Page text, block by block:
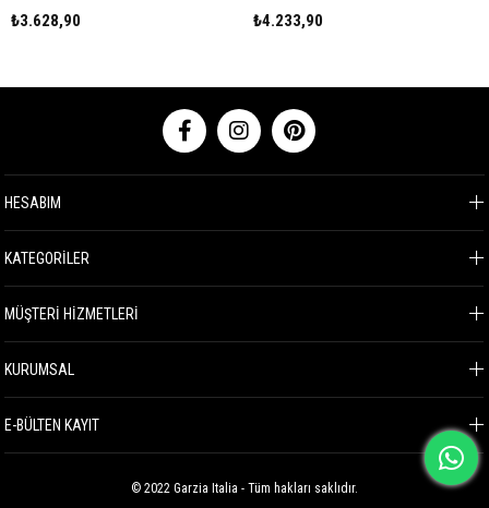
HESABIM
KATEGORİLER
MÜŞTERİ HİZMETLERİ
KURUMSAL
E-BÜLTEN KAYIT
© 2022 Garzia Italia - Tüm hakları saklıdır.